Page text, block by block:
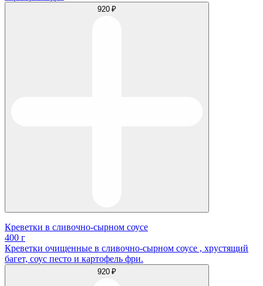
920 ₽
Креветки в сливочно-сырном соусе
400 г
Креветки очищенные в сливочно-сырном соусе , хрустящий
багет, соус песто и картофель фри.
920 ₽